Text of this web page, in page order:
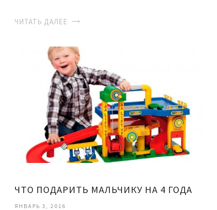
ЧИТАТЬ ДАЛЕЕ
ЧТО ПОДАРИТЬ МАЛЬЧИКУ НА 4 ГОДА
ЯНВАРЬ 3, 2016